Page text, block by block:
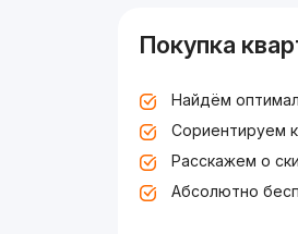
Покупка
Найдём
Сориентируем
Расскажем о
Абсолютно